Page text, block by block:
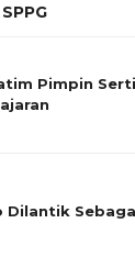
Pimpin
Dilantik